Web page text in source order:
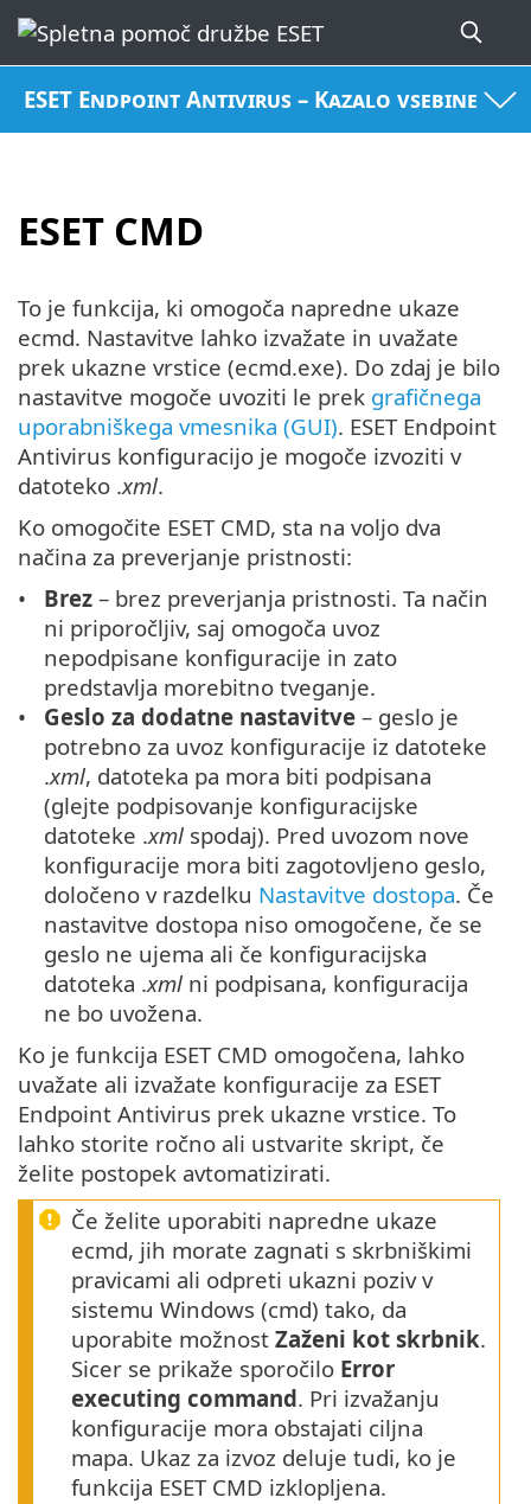
ESET Endpoint Antivirus – Kazalo vsebine
ESET CMD
To je funkcija, ki omogoča napredne ukaze
ecmd. Nastavitve lahko izvažate in uvažate
prek ukazne vrstice (ecmd.exe). Do zdaj je bilo
nastavitve mogoče uvoziti le prek grafičnega
uporabniškega vmesnika (GUI). ESET Endpoint
Antivirus konfiguracijo je mogoče izvoziti v
datoteko .xml.
Ko omogočite ESET CMD, sta na voljo dva
načina za preverjanje pristnosti:
Brez – brez preverjanja pristnosti. Ta način
ni priporočljiv, saj omogoča uvoz
nepodpisane konfiguracije in zato
predstavlja morebitno tveganje.
Geslo za dodatne nastavitve – geslo je
potrebno za uvoz konfiguracije iz datoteke
.xml, datoteka pa mora biti podpisana
(glejte podpisovanje konfiguracijske
datoteke .xml spodaj). Pred uvozom nove
konfiguracije mora biti zagotovljeno geslo,
določeno v razdelku Nastavitve dostopa. Če
nastavitve dostopa niso omogočene, če se
geslo ne ujema ali če konfiguracijska
datoteka .xml ni podpisana, konfiguracija
ne bo uvožena.
Ko je funkcija ESET CMD omogočena, lahko
uvažate ali izvažate konfiguracije za ESET
Endpoint Antivirus prek ukazne vrstice. To
lahko storite ročno ali ustvarite skript, če
želite postopek avtomatizirati.
Če želite uporabiti napredne ukaze
ecmd, jih morate zagnati s skrbniškimi
pravicami ali odpreti ukazni poziv v
sistemu Windows (cmd) tako, da
uporabite možnost Zaženi kot skrbnik.
Sicer se prikaže sporočilo Error
executing command. Pri izvažanju
konfiguracije mora obstajati ciljna
mapa. Ukaz za izvoz deluje tudi, ko je
funkcija ESET CMD izklopljena.